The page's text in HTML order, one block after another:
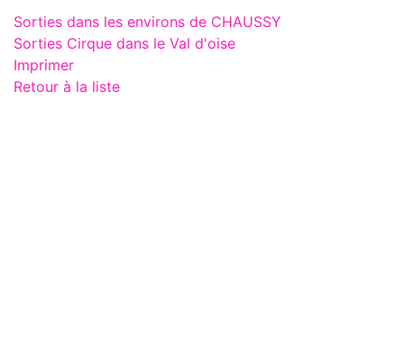
Sorties dans les environs de CHAUSSY
Sorties Cirque dans le Val d'oise
Imprimer
Retour à la liste